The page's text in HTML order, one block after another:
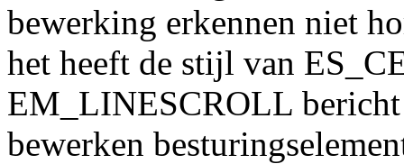
bewerking erkennen niet
het heeft de stijl van
EM_LINESCROLL bericht
bewerken